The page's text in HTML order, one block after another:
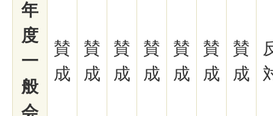
年
度
一
般
会
賛
成
賛
成
賛
成
賛
成
賛
成
賛
成
賛
成